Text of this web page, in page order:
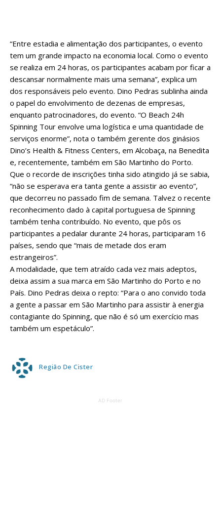
“Entre estadia e alimentação dos participantes, o evento
tem um grande impacto na economia local. Como o evento
se realiza em 24 horas, os participantes acabam por ficar a
descansar normalmente mais uma semana”, explica um
dos responsáveis pelo evento. Dino Pedras sublinha ainda
o papel do envolvimento de dezenas de empresas,
enquanto patrocinadores, do evento. “O Beach 24h
Spinning Tour envolve uma logística e uma quantidade de
serviços enorme”, nota o também gerente dos ginásios
Dino’s Health & Fitness Centers, em Alcobaça, na Benedita
e, recentemente, também em São Martinho do Porto.
Que o recorde de inscrições tinha sido atingido já se sabia,
“não se esperava era tanta gente a assistir ao evento”,
que decorreu no passado fim de semana. Talvez o recente
reconhecimento dado à capital portuguesa de Spinning
também tenha contribuído. No evento, que pôs os
participantes a pedalar durante 24 horas, participaram 16
países, sendo que “mais de metade dos eram
estrangeiros”.
A modalidade, que tem atraído cada vez mais adeptos,
deixa assim a sua marca em São Martinho do Porto e no
País. Dino Pedras deixa o repto: “Para o ano convido toda
a gente a passar em São Martinho para assistir à energia
contagiante do Spinning, que não é só um exercício mas
também um espetáculo”.
Região De Cister
AD Footer